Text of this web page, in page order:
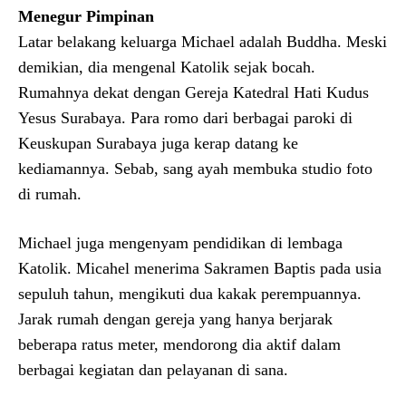
Menegur Pimpinan
Latar belakang keluarga Michael adalah Buddha. Meski
demikian, dia mengenal Katolik sejak bocah.
Rumahnya dekat dengan Gereja Katedral Hati Kudus
Yesus Surabaya. Para romo dari berbagai paroki di
Keuskupan Surabaya juga kerap datang ke
kediamannya. Sebab, sang ayah membuka studio foto
di rumah.
Michael juga mengenyam pendidikan di lembaga
Katolik. Micahel menerima Sakramen Baptis pada usia
sepuluh tahun, mengikuti dua kakak perempuannya.
Jarak rumah dengan gereja yang hanya berjarak
beberapa ratus meter, mendorong dia aktif dalam
berbagai kegiatan dan pelayanan di sana.